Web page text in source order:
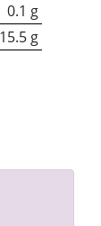
0.1 g
15.5 g